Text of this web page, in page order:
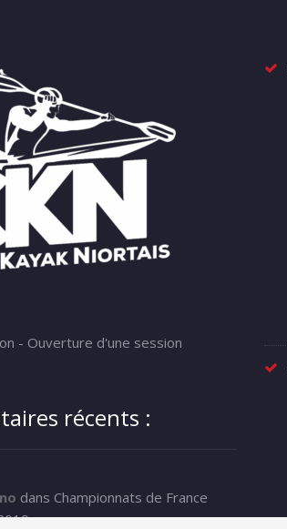
- Ouverture d'une session
récents :
dans Championnats de France